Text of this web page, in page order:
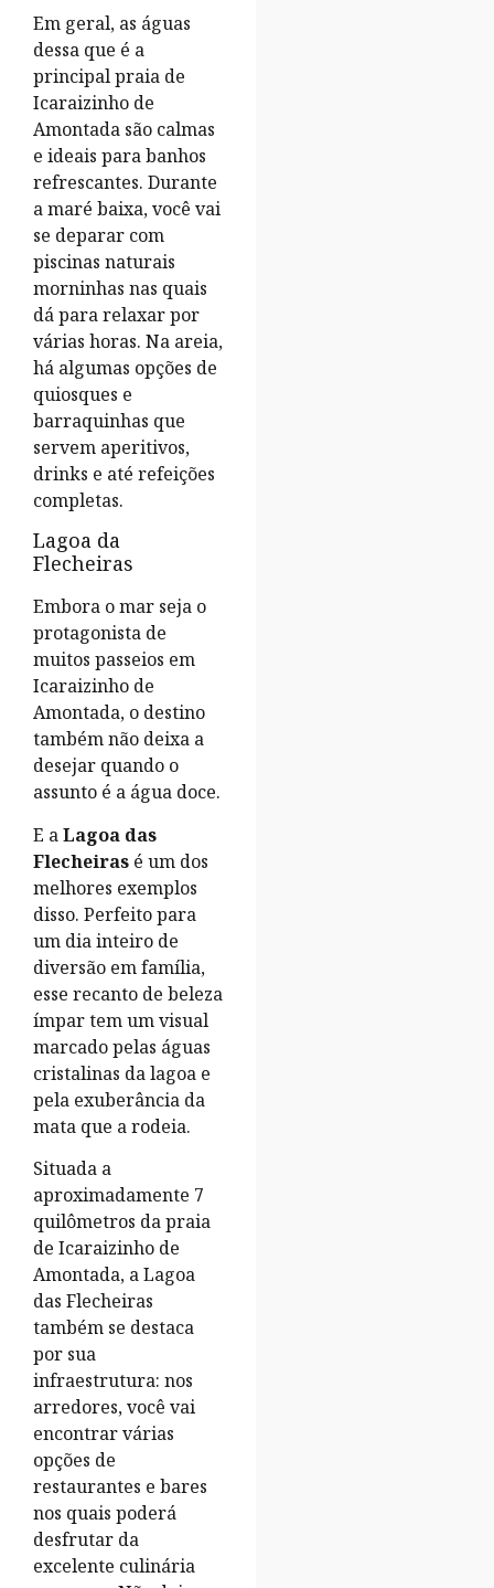
Em geral, as águas
dessa que é a
principal praia de
Icaraizinho de
Amontada são calmas
e ideais para banhos
refrescantes. Durante
a maré baixa, você vai
se deparar com
piscinas naturais
morninhas nas quais
dá para relaxar por
várias horas. Na areia,
há algumas opções de
quiosques e
barraquinhas que
servem aperitivos,
drinks e até refeições
completas.
Lagoa da
Flecheiras
Embora o mar seja o
protagonista de
muitos passeios em
Icaraizinho de
Amontada, o destino
também não deixa a
desejar quando o
assunto é a água doce.
E aLagoa das
Flecheiras é um dos
melhores exemplos
disso. Perfeito para
um dia inteiro de
diversão em família,
esse recanto de beleza
ímpar tem um visual
marcado pelas águas
cristalinas da lagoa e
pela exuberância da
mata que a rodeia.
Situada a
aproximadamente 7
quilômetros da praia
de Icaraizinho de
Amontada, a Lagoa
das Flecheiras
também se destaca
por sua
infraestrutura: nos
arredores, você vai
encontrar várias
opções de
restaurantes e bares
nos quais poderá
desfrutar da
excelente culinária